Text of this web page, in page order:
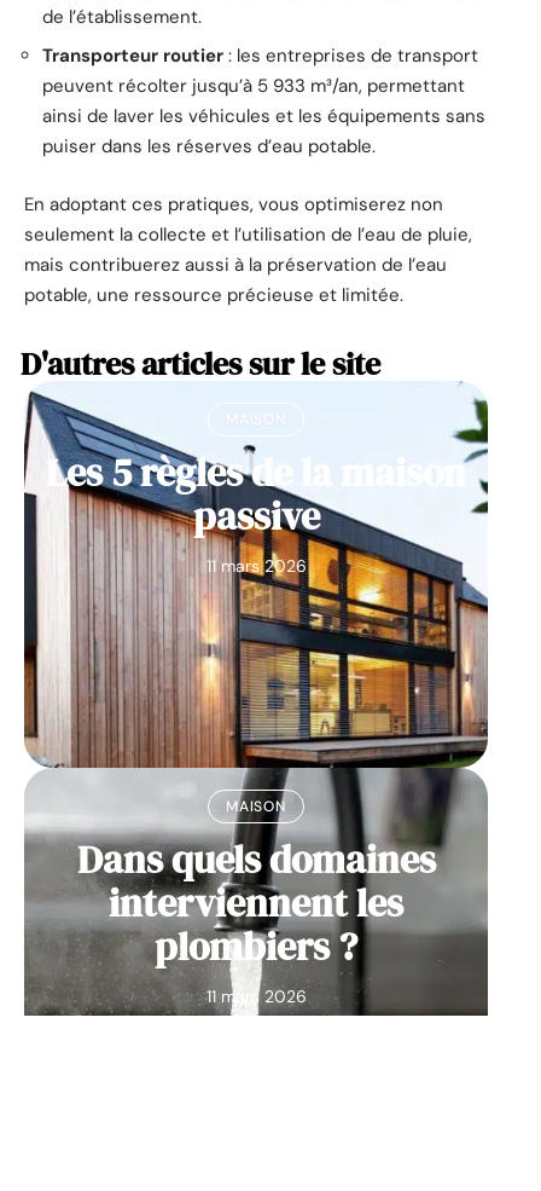
de l’établissement.
Transporteur routier : les entreprises de transport
peuvent récolter jusqu’à 5 933 m³/an, permettant
ainsi de laver les véhicules et les équipements sans
puiser dans les réserves d’eau potable.
En adoptant ces pratiques, vous optimiserez non
seulement la collecte et l’utilisation de l’eau de pluie,
mais contribuerez aussi à la préservation de l’eau
potable, une ressource précieuse et limitée.
D'autres articles sur le site
MAISON
Les 5 règles de la maison
passive
11 mars 2026
MAISON
Dans quels domaines
interviennent les
plombiers ?
11 mars 2026